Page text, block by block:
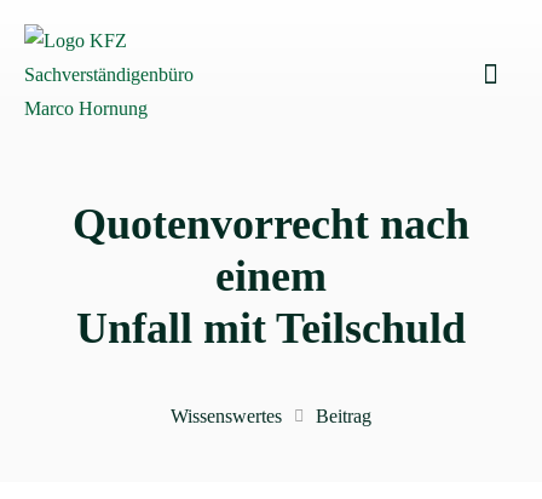
Quoten­vorrecht nach
einem
Unfall mit Teilschuld
Wissenswertes Beitrag